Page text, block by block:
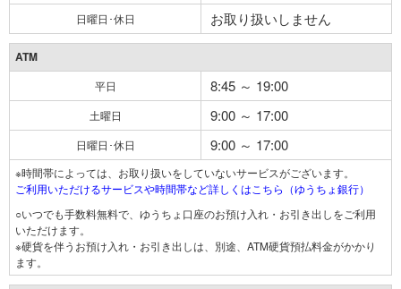
日曜日･休日 お取り扱いしません
ATM
平日 8:45 ～ 19:00
土曜日 9:00 ～ 17:00
日曜日･休日 9:00 ～ 17:00
※時間帯によっては、お取り扱いをしていないサービスがございます。
ご利用いただけるサービスや時間帯など詳しくはこちら（ゆうちょ銀行）
○いつでも手数料無料で、ゆうちょ口座のお預け入れ・お引き出しをご利用
いただけます。
※硬貨を伴うお預け入れ・お引き出しは、別途、ATM硬貨預払料金がかかり
ます。